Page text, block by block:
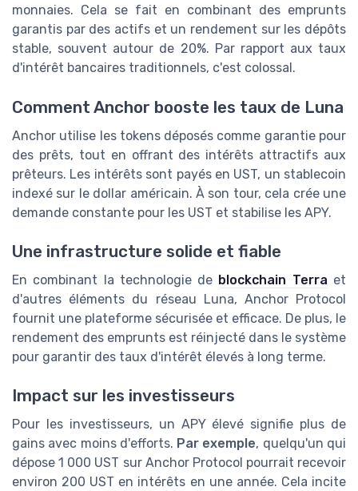
monnaies. Cela se fait en combinant des emprunts
garantis par des actifs et un rendement sur les dépôts
stable, souvent autour de 20%. Par rapport aux taux
d'intérêt bancaires traditionnels, c'est colossal.
Comment Anchor booste les taux de Luna
Anchor utilise les tokens déposés comme garantie pour
des prêts, tout en offrant des intérêts attractifs aux
prêteurs. Les intérêts sont payés en UST, un stablecoin
indexé sur le dollar américain. À son tour, cela crée une
demande constante pour les UST et stabilise les APY.
Une infrastructure solide et fiable
En combinant la technologie de blockchain Terra et
d'autres éléments du réseau Luna, Anchor Protocol
fournit une plateforme sécurisée et efficace. De plus, le
rendement des emprunts est réinjecté dans le système
pour garantir des taux d'intérêt élevés à long terme.
Impact sur les investisseurs
Pour les investisseurs, un APY élevé signifie plus de
gains avec moins d'efforts. Par exemple, quelqu'un qui
dépose 1 000 UST sur Anchor Protocol pourrait recevoir
environ 200 UST en intérêts en une année. Cela incite